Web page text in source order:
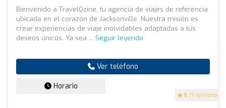
5 (9 opiniones)
Bienvenido a TravelQzine, tu agencia de viajes de referencia
ubicada en el corazón de Jacksonville. Nuestra misión es
crear experiencias de viaje inolvidables adaptadas a tus
deseos únicos. Ya sea ... Seguir leyendo
Ver teléfono
Horario